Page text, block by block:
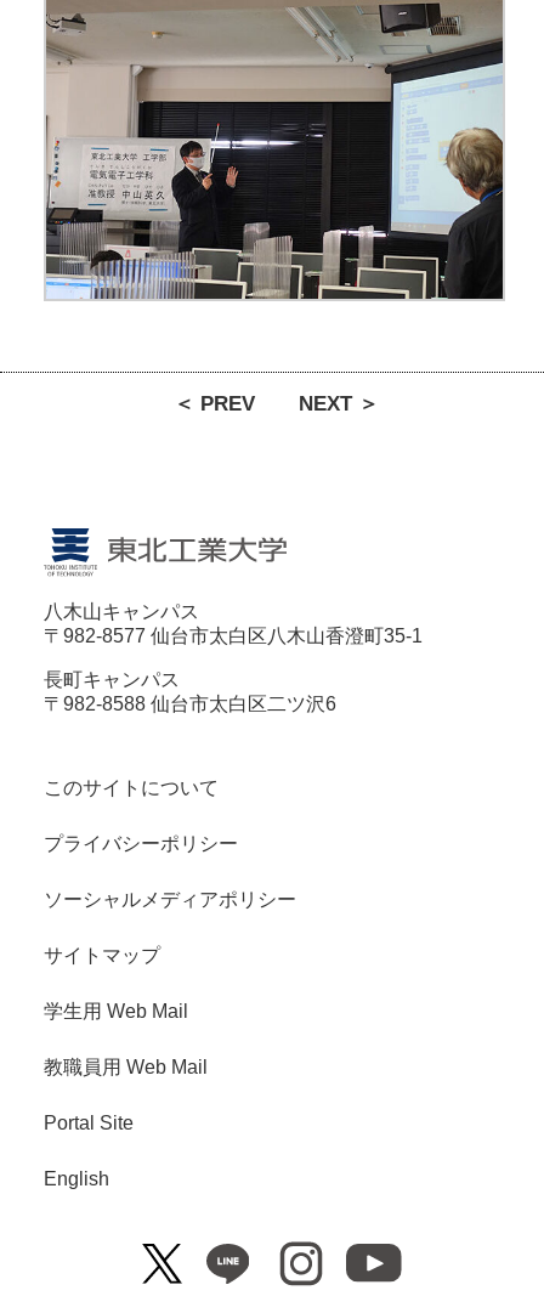
＜ PREV NEXT ＞
八木山キャンパス
〒982-8577 仙台市太白区八木山香澄町35-1
長町キャンパス
〒982-8588 仙台市太白区二ツ沢6
このサイトについて
プライバシーポリシー
ソーシャルメディアポリシー
サイトマップ
学生用 Web Mail
教職員用 Web Mail
Portal Site
English